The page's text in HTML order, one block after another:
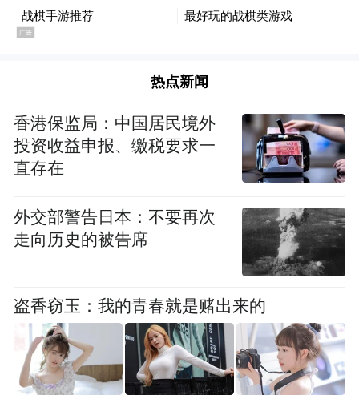
品琳琅满目。100多个山海农产品主题市集与
街”，烟火气十足。山海打卡区与山海IP造型
自大湾区各地的网红达人从早到晚持续开
播，“线下展销+线上直播”双渠道让山海好物
直达全国消费者，预计累计线上观看量将突
破1500万人次。
值得一提的是，开幕式上还举行了“山海IP推
荐官”授牌仪式，5位旅行社联盟代表获此殊
荣，未来将助力“山海嘉年华”IP走向更广阔
的市场。现场签订的产销对接协议，涵盖水
产、粮油、农副产品等多个领域，总金额达
5400万元，为供需双方搭建起长效合作桥
热点新闻
香港保监局：中国居民境外
投资收益申报、缴税要求一
直存在
外交部警告日本：不要再次
走向历史的被告席
盗香窃玉：我的青春就是赌出来的